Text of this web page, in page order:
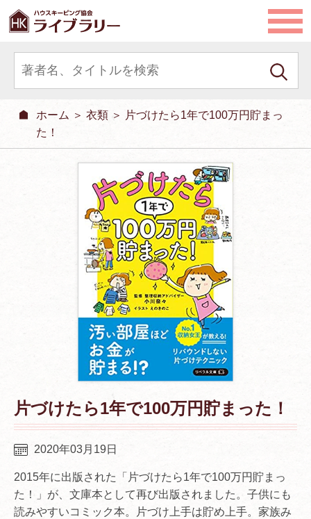
ホーム ＞ 衣類 ＞ 片づけたら1年で100万円貯まっ
た！
片づけたら1年で100万円貯まった！
2020年03月19日
2015年に出版された「片づけたら1年で100万円貯まっ
た！」が、文庫本として再び出版されました。子供にも
読みやすいコミック本。片づけ上手は貯め上手。家族み